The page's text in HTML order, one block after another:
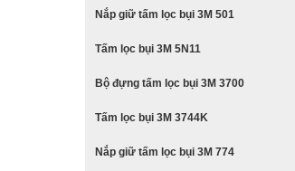
Nắp giữ tấm lọc bụi 3M 501
Tấm lọc bụi 3M 5N11
Bộ đựng tấm lọc bụi 3M 3700
Tấm lọc bụi 3M 3744K
Nắp giữ tấm lọc bụi 3M 774